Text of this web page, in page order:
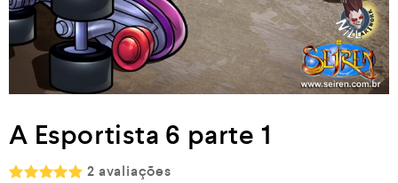
A Esportista 6 parte 1
2 avaliações